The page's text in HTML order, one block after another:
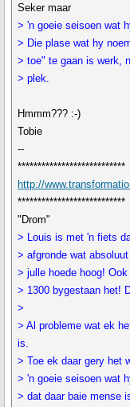
Seker maar
> 'n goeie seisoen wat
> Die plase wat hy
> toe" te gaan is werk,
> plek.
Hmmm??? :-)
Tobie
--
***************************
http://
***************************
"Drom"
> Louis is met 'n fiets
> afgronde wat
> julle hoede hoog!
> 1300 bygestaan het!
>
> Al probleme wat ek
is.
> Toe ek daar gery het
> 'n goeie seisoen wat
> dat daar baie mense